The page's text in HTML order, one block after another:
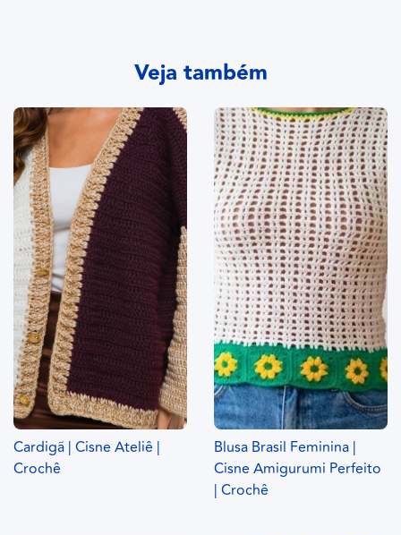
Veja também
Cardigã | Cisne Ateliê |
Crochê
Blusa Brasil Feminina |
Cisne Amigurumi Perfeito
| Crochê